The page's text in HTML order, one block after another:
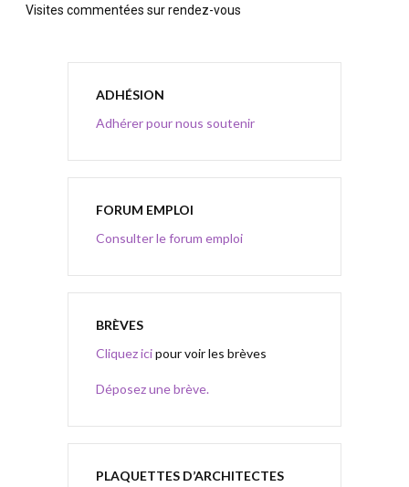
Visites commentées sur rendez-vous
ADHÉSION
Adhérer pour nous soutenir
FORUM EMPLOI
Consulter le forum emploi
BRÈVES
Cliquez icipour voir les brèves
Déposez une brève.
PLAQUETTES D’ARCHITECTES